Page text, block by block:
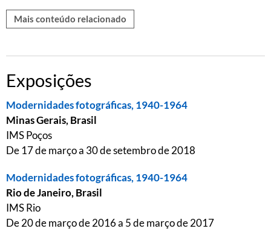
Mais conteúdo relacionado
Exposições
Modernidades fotográficas, 1940-1964
Minas Gerais, Brasil
IMS Poços
De 17 de março a 30 de setembro de 2018
Modernidades fotográficas, 1940-1964
Rio de Janeiro, Brasil
IMS Rio
De 20 de março de 2016 a 5 de março de 2017